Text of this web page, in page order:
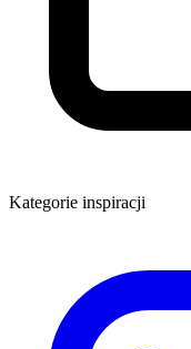
Kategorie inspiracji